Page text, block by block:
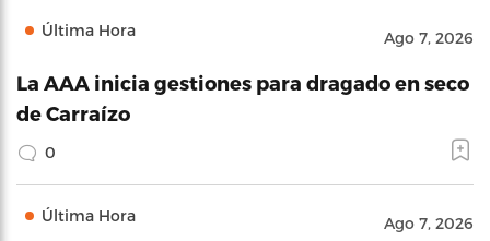
Última Hora Ago 7, 2026
La AAA inicia gestiones para dragado en seco
de Carraízo
0
Última Hora Ago 7, 2026